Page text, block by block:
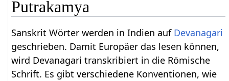
Putrakamya
Sanskrit Wörter werden in Indien auf Devanagari
geschrieben. Damit Europäer das lesen können,
wird Devanagari transkribiert in die Römische
Schrift. Es gibt verschiedene Konventionen, wie